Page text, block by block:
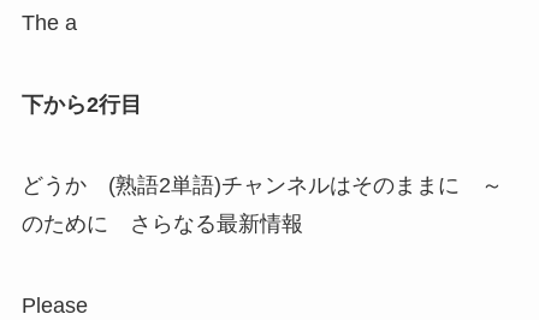
The a
下から2行目
どうか (熟語2単語)チャンネルはそのままに ～
のために さらなる最新情報
Please